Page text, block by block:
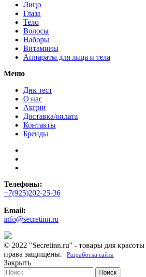
Лицо
Глаза
Тело
Волосы
Наборы
Витамины
Аппараты для лица и тела
Меню
Днк тест
О нас
Акции
Доставка/оплата
Контакты
Бренды
Телефоны:
+7(925)202-25-36
Email:
info@secretinn.ru
© 2022 "Secretinn.ru" - товары для красоты
права защищены.
Разработка сайта
Закрыть
Поиск